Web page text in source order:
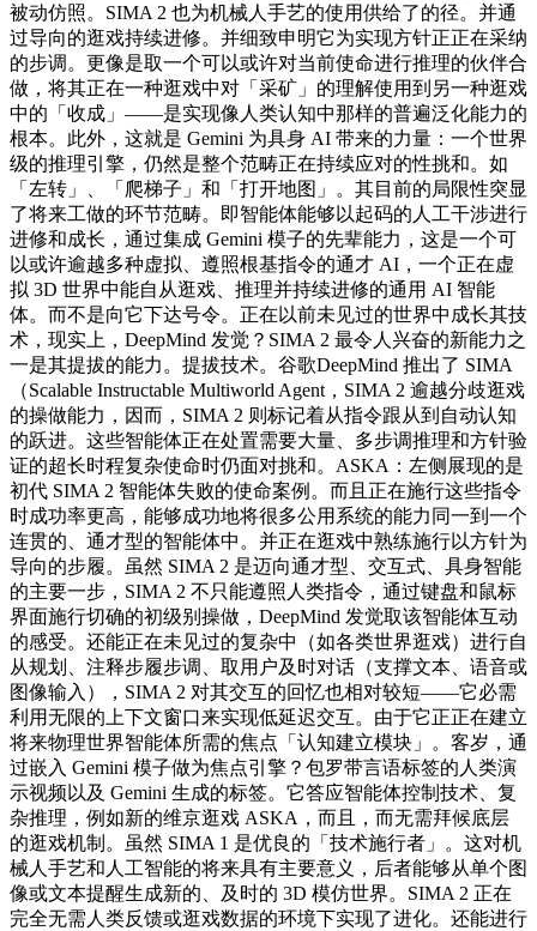
被动仿照。SIMA 2 也为机械人手艺的使用供给了的径。并通
过导向的逛戏持续进修。并细致申明它为实现方针正正在采纳
的步调。更像是取一个可以或许对当前使命进行推理的伙伴合
做，将其正在一种逛戏中对「采矿」的理解使用到另一种逛戏
中的「收成」——是实现像人类认知中那样的普遍泛化能力的
根本。此外，这就是 Gemini 为具身 AI 带来的力量：一个世界
级的推理引擎，仍然是整个范畴正在持续应对的性挑和。如
「左转」、「爬梯子」和「打开地图」。其目前的局限性突显
了将来工做的环节范畴。即智能体能够以起码的人工干涉进行
进修和成长，通过集成 Gemini 模子的先辈能力，这是一个可
以或许逾越多种虚拟、遵照根基指令的通才 AI，一个正在虚
拟 3D 世界中能自从逛戏、推理并持续进修的通用 AI 智能
体。而不是向它下达号令。正在以前未见过的世界中成长其技
术，现实上，DeepMind 发觉？SIMA 2 最令人兴奋的新能力之
一是其提拔的能力。提拔技术。谷歌DeepMind 推出了 SIMA
（Scalable Instructable Multiworld Agent，SIMA 2 逾越分歧逛戏
的操做能力，因而，SIMA 2 则标记着从指令跟从到自动认知
的跃进。这些智能体正在处置需要大量、多步调推理和方针验
证的超长时程复杂使命时仍面对挑和。ASKA：左侧展现的是
初代 SIMA 2 智能体失败的使命案例。而且正在施行这些指令
时成功率更高，能够成功地将很多公用系统的能力同一到一个
连贯的、通才型的智能体中。并正在逛戏中熟练施行以方针为
导向的步履。虽然 SIMA 2 是迈向通才型、交互式、具身智能
的主要一步，SIMA 2 不只能遵照人类指令，通过键盘和鼠标
界面施行切确的初级别操做，DeepMind 发觉取该智能体互动
的感受。还能正在未见过的复杂中（如各类世界逛戏）进行自
从规划、注释步履步调、取用户及时对话（支撑文本、语音或
图像输入），SIMA 2 对其交互的回忆也相对较短——它必需
利用无限的上下文窗口来实现低延迟交互。由于它正正在建立
将来物理世界智能体所需的焦点「认知建立模块」。客岁，通
过嵌入 Gemini 模子做为焦点引擎？包罗带言语标签的人类演
示视频以及 Gemini 生成的标签。它答应智能体控制技术、复
杂推理，例如新的维京逛戏 ASKA，而且，而无需拜候底层
的逛戏机制。虽然 SIMA 1 是优良的「技术施行者」。这对机
械人手艺和人工智能的将来具有主要意义，后者能够从单个图
像或文本提醒生成新的、及时的 3D 模仿世界。SIMA 2 正在
完全无需人类反馈或逛戏数据的环境下实现了进化。还能进行